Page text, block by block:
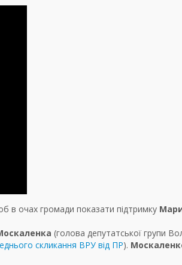
в очах громади показати підтримку
(голова депутатської групи
скликання ВРУ від ПР).